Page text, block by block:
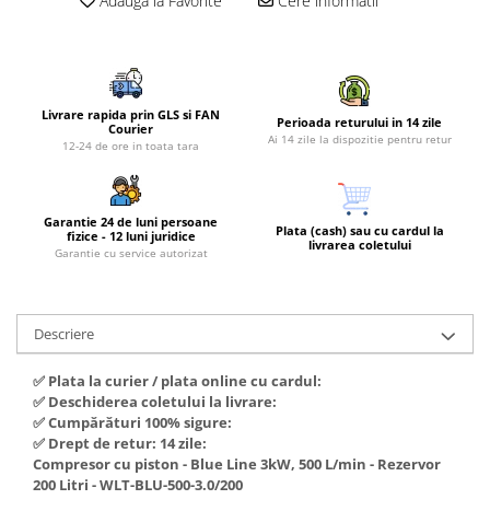
Piese si consumabile pentru
Plantatoare + Semanatori
Scarificatoare
Sere si solarii
Freze si carote
Generatoare
Masini de slefuit
Malaxoare
Macarale si electopalane
Masini de taiat placi ceramice /
gresie / faianta / parchet
Masini de canelat
Menghine
Motoare termice
Motoare electrice
Sobe pe gaz
Tunuri de caldura
Ventilatoare Industriale
Chiuvete bucatarie
Deshidratoare
Espressoare, cafetiere si rasnite
Fiare de calcat / Mese pentru
calcat
Forme de prajituri
Hote
Hote Decorative
Livrare rapida prin GLS si FAN
Courier
12-24 de ore in toata tara
Perioada returului in 14 zile
Ai 14 zile la dispozitie pentru retur
Garantie 24 de luni persoane
fizice - 12 luni juridice
Garantie cu service autorizat
Plata (cash) sau cu cardul la
livrarea coletului
Descriere
✅ Plata la curier / plata online cu cardul:
✅ Deschiderea coletului la livrare:
✅ Cumpărături 100% sigure:
✅ Drept de retur: 14 zile:
Compresor cu piston - Blue Line 3kW, 500 L/min - Rezervor
200 Litri - WLT-BLU-500-3.0/200